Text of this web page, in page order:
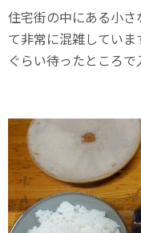
住宅街の中にある小
て非常に混雑してい
ぐらい待ったところで